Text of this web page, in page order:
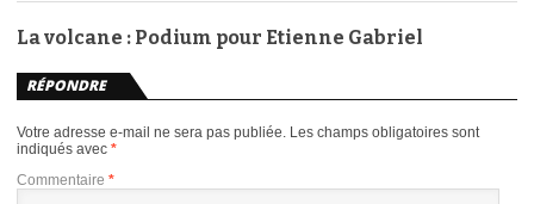
La volcane : Podium pour Etienne Gabriel
RÉPONDRE
Votre adresse e-mail ne sera pas publiée. Les champs obligatoires sont
indiqués avec *
Commentaire *